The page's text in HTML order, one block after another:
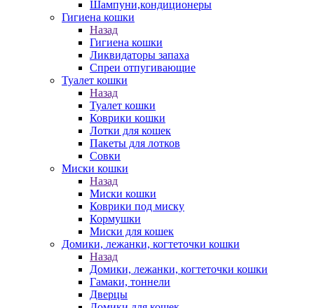
Шампуни,кондиционеры
Гигиена кошки
Назад
Гигиена кошки
Ликвидаторы запаха
Спреи отпугивающие
Туалет кошки
Назад
Туалет кошки
Коврики кошки
Лотки для кошек
Пакеты для лотков
Совки
Миски кошки
Назад
Миски кошки
Коврики под миску
Кормушки
Миски для кошек
Домики, лежанки, когтеточки кошки
Назад
Домики, лежанки, когтеточки кошки
Гамаки, тоннели
Дверцы